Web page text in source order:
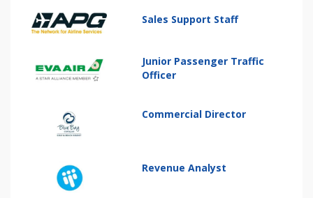
Sales Support Staff
Junior Passenger Traffic
Officer
Commercial Director
Revenue Analyst